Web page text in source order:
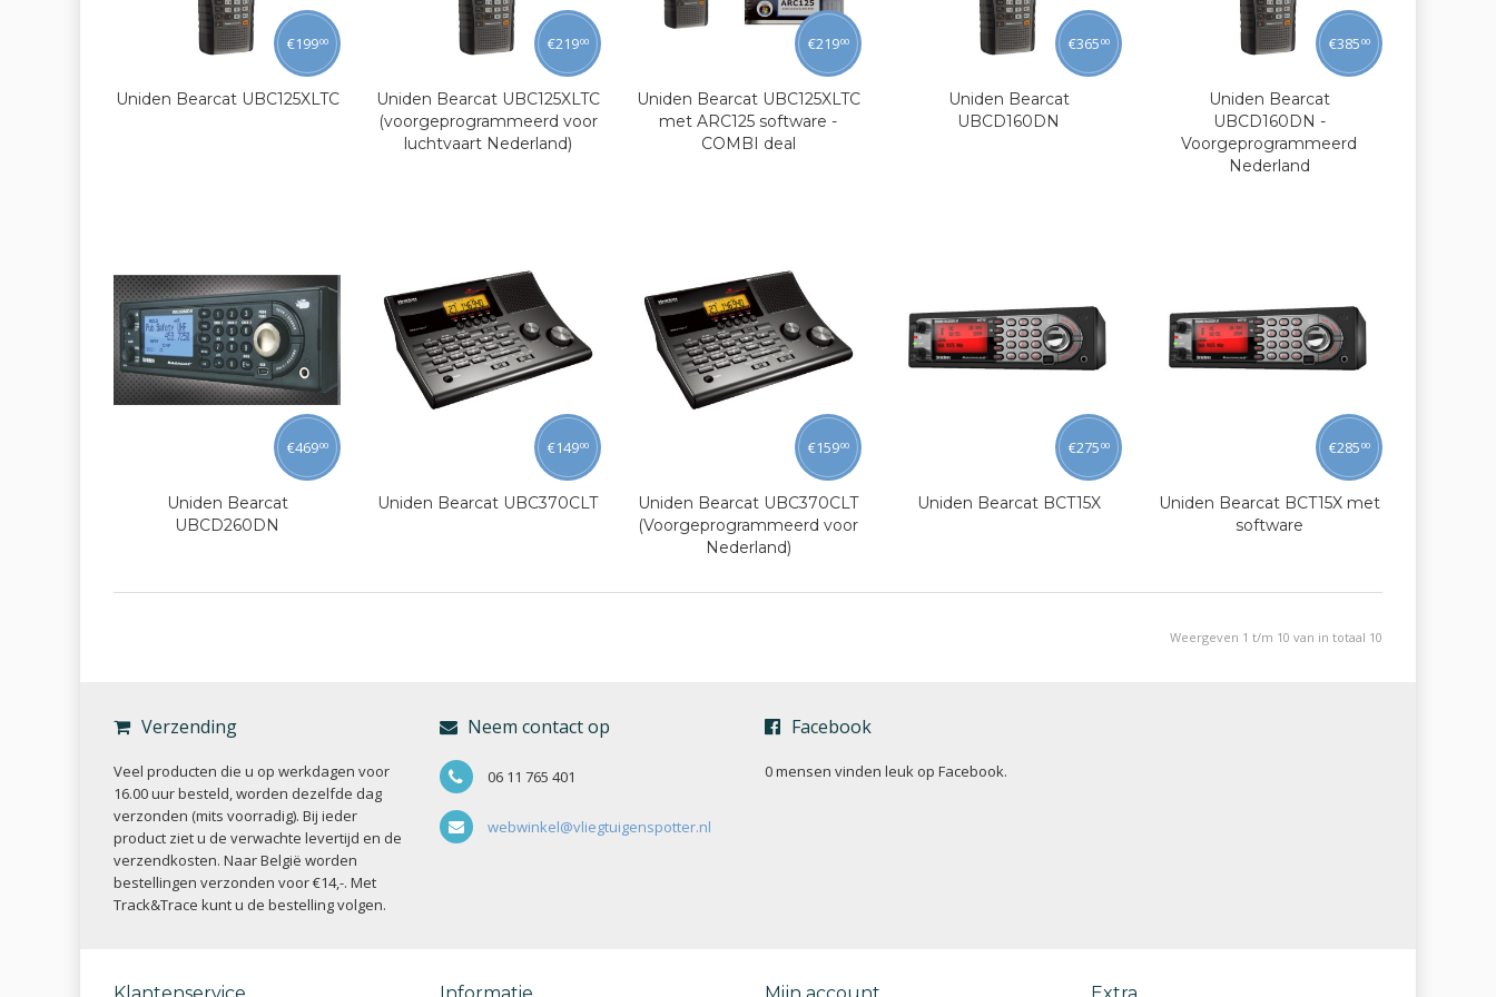
Uniden Bearcat UBC125XLTC
€19900
Uniden Bearcat UBC125XLTC
(voorgeprogrammeerd voor
luchtvaart Nederland)
€21900
Uniden Bearcat UBC125XLTC
met ARC125 software -
COMBI deal
€21900
Uniden Bearcat
UBCD160DN
€365 00
Uniden Bearcat
UBCD160DN -
Voorgeprogrammeerd
Nederland
€385 00
Uniden Bearcat
UBCD260DN
€46900
Uniden Bearcat UBC370CLT
€14900
Uniden Bearcat UBC370CLT
(Voorgeprogrammeerd voor
Nederland)
€15900
Uniden Bearcat BCT15X
€275 00
Uniden Bearcat BCT15X met
software
€285 00
Weergeven 1 t/m 10 van in totaal 10
Verzending
Veel producten die u op werkdagen voor
16.00 uur besteld, worden dezelfde dag
verzonden (mits voorradig). Bij ieder
product ziet u de verwachte levertijd en de
verzendkosten. Naar België worden
bestellingen verzonden voor €14,-. Met
Track&Trace kunt u de bestelling volgen.
Neem contact op
06 11 765 401
webwinkel@vliegtuigenspotter.nl
Facebook
0 mensen vinden leuk op Facebook.